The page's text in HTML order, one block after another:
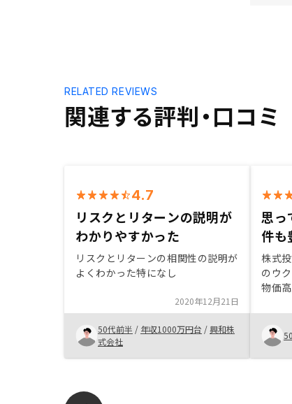
関連する評判・口コミ
RELATED REVIEWS
4.7
リスクとリターンの説明が
わかりやすかった
リスクとリターンの相関性の説明が
よくわかった特になし
2020年12月21日
50代前半 / 年収1000万円台 /興和株
式会社
思っ
件も
株式
のウ
物価
現政
たた
考え
をし